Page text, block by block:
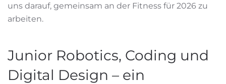
uns darauf, gemeinsam an der Fitness für 2026 zu
arbeiten.
Junior Robotics, Coding und
Digital Design – ein